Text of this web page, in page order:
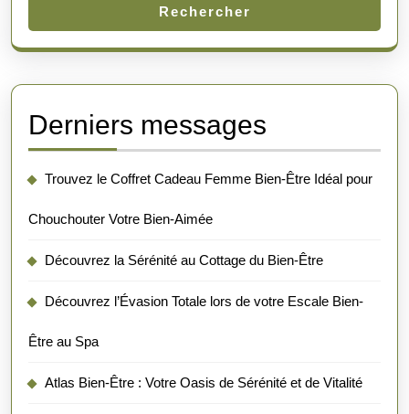
Rechercher
Derniers messages
Trouvez le Coffret Cadeau Femme Bien-Être Idéal pour
Chouchouter Votre Bien-Aimée
Découvrez la Sérénité au Cottage du Bien-Être
Découvrez l’Évasion Totale lors de votre Escale Bien-
Être au Spa
Atlas Bien-Être : Votre Oasis de Sérénité et de Vitalité